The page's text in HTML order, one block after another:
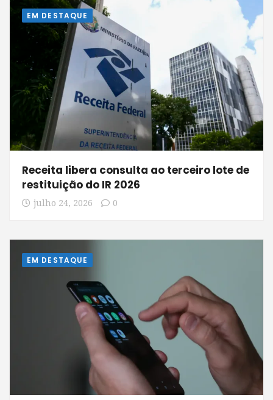
EM DESTAQUE
Receita libera consulta ao terceiro lote de
restituição do IR 2026
julho 24, 2026 0
EM DESTAQUE